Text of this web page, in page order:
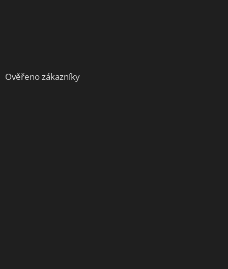
Ověřeno zákazníky